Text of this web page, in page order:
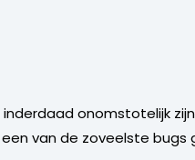
onomstotelijk
van de zoveelste bugs